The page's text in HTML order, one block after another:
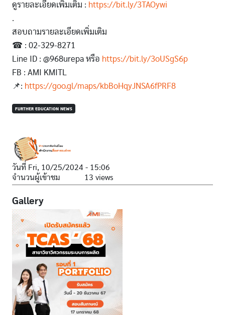
ดูรายละเอียดเพิ่มเติม : https://bit.ly/3TAOywi
.
สอบถามรายละเอียดเพิ่มเติม
☎ : 02-329-8271
Line ID : @968urepa หรือ https://bit.ly/3oUSgS6p
FB : AMI KMITL
📌: https://goo.gl/maps/kbBoHqyJNSA6fPRF8
FURTHER EDUCATION NEWS
วันที่ Fri, 10/25/2024 - 15:06
จำนวนผู้เข้าชม
13 views
Gallery